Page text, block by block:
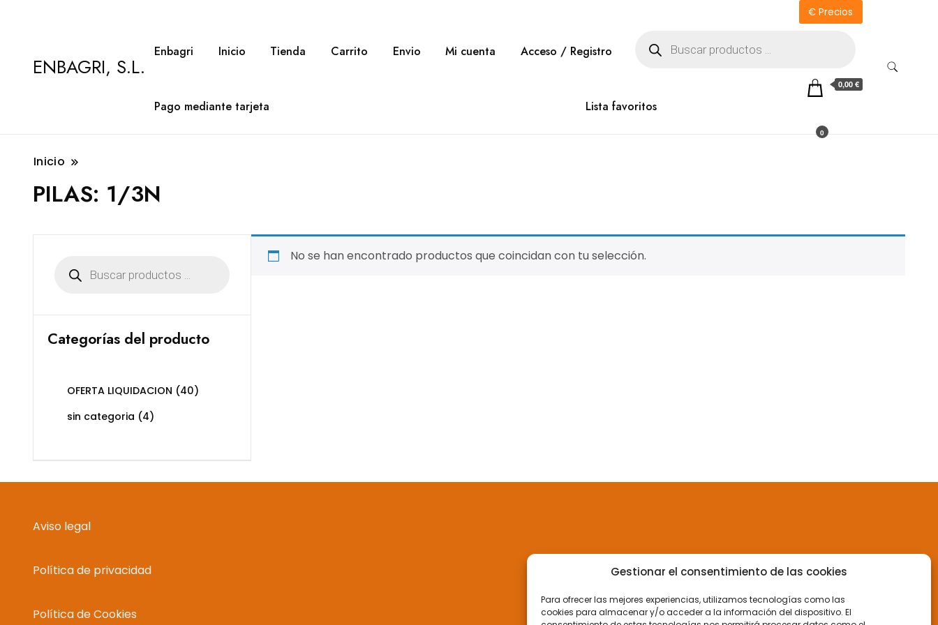
Gestionar el consentimiento de las cookies
Para ofrecer las mejores experiencias, utilizamos tecnologías como las
cookies para almacenar y/o acceder a la información del dispositivo. El
ENBAGRI, S.L.
€ Precios
Enbagri Inicio Tienda Carrito Envio Mi cuenta Acceso / Registro productos
Pago mediante tarjeta Lista favoritos
0
0,00 €
Inicio
PILAS: 1/3N
No se han encontrado productos que coincidan con tu selección.
productos
Categorías del producto
OFERTA LIQUIDACION (40)
sin categoria (4)
Aviso legal
Política de privacidad
Política de Cookies